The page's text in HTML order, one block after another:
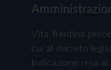
Vita Trentina
cui al decreto
Indicazione resa